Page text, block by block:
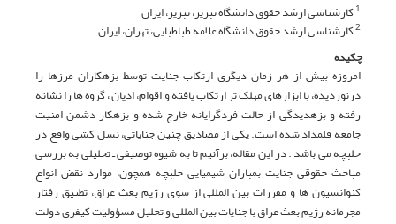
1کارشناسی ارشد حقوق دانشگاه تبریز، تبریز، ایران
2کارشناسی ارشد حقوق دانشگاه علامه طباطبایی، تهران، ایران
چکیده
امروزه بیش از هر زمان دیگری ارتکاب جنایت توسط بزهکاران مرزها را
درنوردیده، با ابزارهای مهلک تر ارتکاب یافته و اقوام، ادیان ، گروه ها را نشانه
رفته و بزهدیدگی از حالت فردگرایانه خارج شده و بزهکار دشمن امنیت
جامعه قلمداد شده است. یکی از مصادیق چنین جنایاتی، نسل کشی واقع در
حلبچه می باشد . در این مقاله، برآنیم تا به شیوه توصیفی ـ تحلیلی به بررسی
مباحث حقوقی جنایت بمباران شیمیایی حلبچه همچون، موارد نقض انواع
کنوانسیون ها و مقررات بین المللی از سوی رژیم بعث عراق، تطبیق رفتار
مجرمانه رژیم بعث عراق با جنایات بین المللی و تحلیل مسؤولیت کیفری دولت